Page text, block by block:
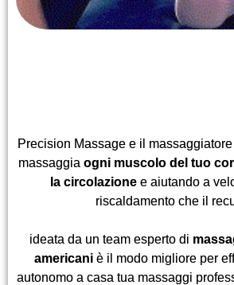
Precision Massage e il
massaggia ogni muscolo del tuo
la circolazionee aiutando a
riscaldamento che il
ideata da un team esperto di
americani è il modo migliore per
autonomo a casa tua massaggi